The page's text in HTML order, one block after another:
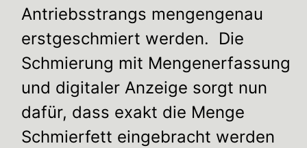
Antriebsstrangs mengengenau
erstgeschmiert werden. Die
Schmierung mit Mengenerfassung
und digitaler Anzeige sorgt nun
dafür, dass exakt die Menge
Schmierfett eingebracht werden